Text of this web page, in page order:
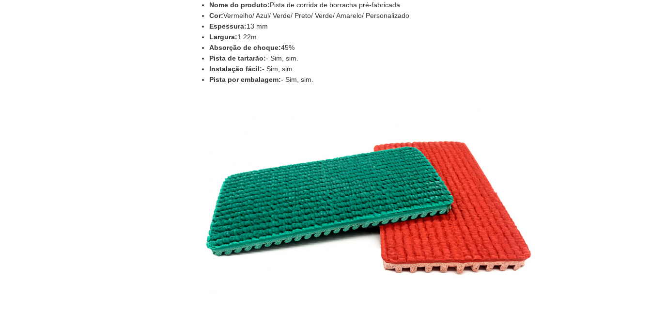
Nome do produto:Pista de corrida de borracha pré-fabricada
Cor:Vermelho/ Azul/ Verde/ Preto/ Verde/ Amarelo/ Personalizado
Espessura:13 mm
Largura:1.22m
Absorção de choque:45%
Pista de tartarão:- Sim, sim.
Instalação fácil:- Sim, sim.
Pista por embalagem:- Sim, sim.